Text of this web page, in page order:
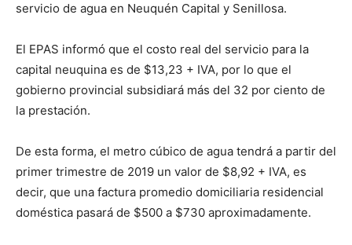
servicio de agua en Neuquén Capital y Senillosa.
El EPAS informó que el costo real del servicio para la
capital neuquina es de $13,23 + IVA, por lo que el
gobierno provincial subsidiará más del 32 por ciento de
la prestación.
De esta forma, el metro cúbico de agua tendrá a partir del
primer trimestre de 2019 un valor de $8,92 + IVA, es
decir, que una factura promedio domiciliaria residencial
doméstica pasará de $500 a $730 aproximadamente.